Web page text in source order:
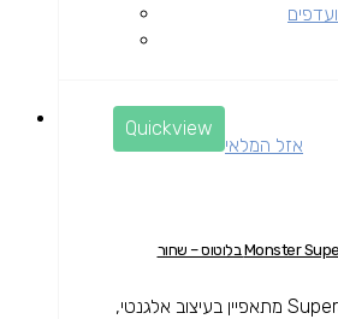
Quickview
אזל המלאי
רמקול SuperStar S300 מתאפיין בעיצוב אלגנטי,